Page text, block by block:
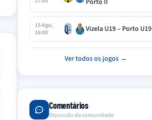
Porto II
15 Ago,
16:00
Vizela U19 – Porto U19
Ver todos os jogos →
Comentários
Discussão da comunidade